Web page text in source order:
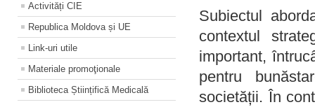
Activități CIE
Republica Moldova și UE
Link-uri utile
Materiale promoţionale
Biblioteca Științifică Medicală
Subiectul
contextul
important,
pentru
societății. În